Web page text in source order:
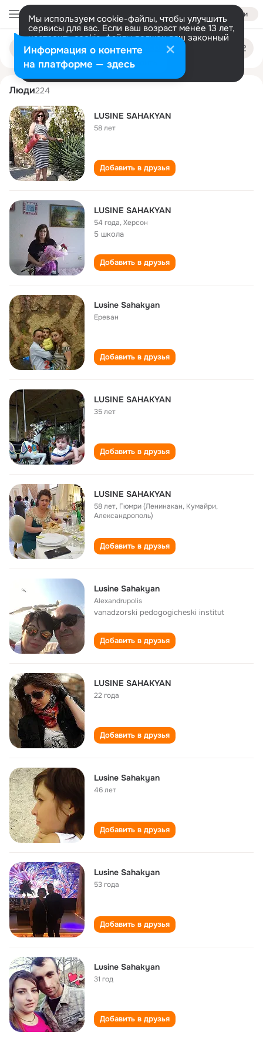
Войти
Мы используем cookie-файлы, чтобы улучшить
сервисы для вас. Если ваш возраст менее 13 лет,
настроить cookie-файлы должен ваш законный
представитель. Больше информации
Разрешить все Настроить
Поиск
людям
lusine sahakyan
Люди224
LUSINE SAHAKYAN
58 лет
Добавить в друзья
LUSINE SAHAKYAN
54 года,Херсон
5 школа
Добавить в друзья
Lusine Sahakyan
Ереван
Добавить в друзья
LUSINE SAHAKYAN
35 лет
Добавить в друзья
LUSINE SAHAKYAN
58 лет, Гюмри (Ленинакан, Кумайри,
Александрополь)
Добавить в друзья
Lusine Sahakyan
Alexandrupolis
vanadzorski pedogogicheski institut
Добавить в друзья
LUSINE SAHAKYAN
22 года
Добавить в друзья
Lusine Sahakyan
46 лет
Добавить в друзья
Lusine Sahakyan
53 года
Добавить в друзья
Lusine Sahakyan
31 год
Добавить в друзья
Информация о контенте
на платформе — здесь